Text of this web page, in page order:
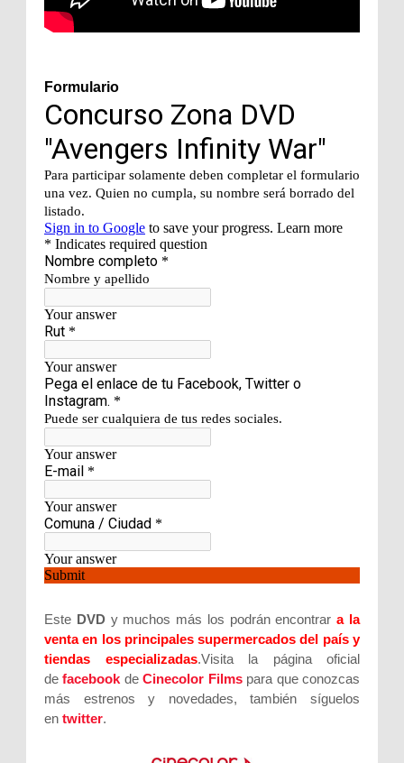
Formulario
Este DVD y muchos más los podrán encontrara la
venta en los principales supermercados del país y
tiendas especializadas.Visita la página oficial
defacebookdeCinecolor Filmspara que conozcas
más estrenos y novedades, también síguelos
en twitter.